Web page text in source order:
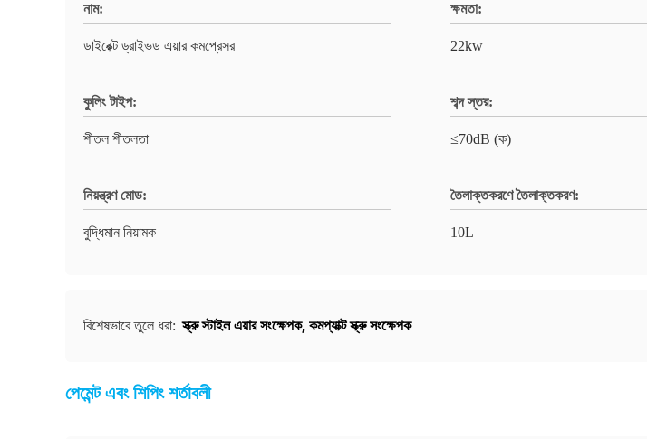
নাম:
ডাইরেক্ট ড্রাইভড এয়ার কমপ্রেসর
ক্ষমতা:
22kw
কুলিং টাইপ:
শীতল শীতলতা
শব্দ স্তর:
≤70dB (ক)
নিয়ন্ত্রণ মোড:
বুদ্ধিমান নিয়ামক
তৈলাক্তকরণে তৈলাক্তকরণ:
10L
বিশেষভাবে তুলে ধরা: স্ক্রু স্টাইল এয়ার সংক্ষেপক, কমপ্যাক্ট স্ক্রু সংক্ষেপক
পেমেন্ট এবং শিপিং শর্তাবলী